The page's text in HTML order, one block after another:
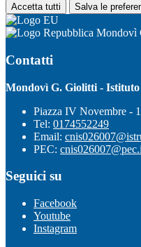
Accetta tutti Salva le
Mondovì
Contatti
Mondovì G. Giolitti - Istituto
Piazza IV Novembre -
Tel: 0174552249
Email:
PEC:
Seguici su
Facebook
Youtube
Instagram